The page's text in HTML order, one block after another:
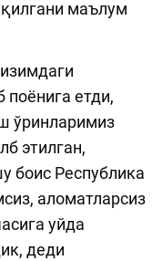
маълум
поёнига етди,
ўринларимиз
этилган,
боис Республика
аломатларсиз
уйда
деди